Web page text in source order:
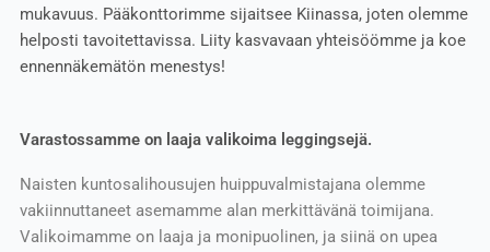
mukavuus. Pääkonttorimme sijaitsee Kiinassa, joten olemme
helposti tavoitettavissa. Liity kasvavaan yhteisöömme ja koe
ennennäkemätön menestys!
Varastossamme on laaja valikoima leggingsejä.
Naisten kuntosalihousujen huippuvalmistajana olemme
vakiinnuttaneet asemamme alan merkittävänä toimijana.
Valikoimamme on laaja ja monipuolinen, ja siinä on upea